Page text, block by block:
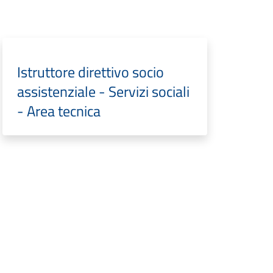
Istruttore direttivo socio
assistenziale - Servizi sociali
- Area tecnica